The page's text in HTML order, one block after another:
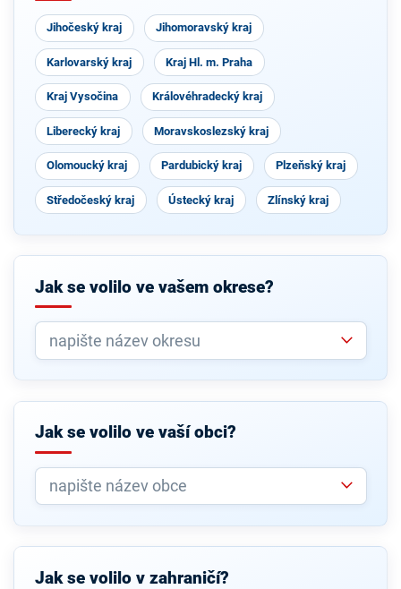
Jihočeský kraj Jihomoravský kraj
Karlovarský kraj Kraj Hl. m. Praha
Kraj Vysočina Královéhradecký kraj
Liberecký kraj Moravskoslezský kraj
Olomoucký kraj Pardubický kraj Plzeňský kraj
Středočeský kraj Ústecký kraj Zlínský kraj
Jak se volilo ve vašem okrese?
Jak se volilo ve vaší obci?
Jak se volilo v zahraničí?